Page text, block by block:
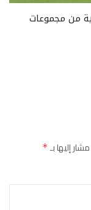
من مجموعات
إليها بـ*